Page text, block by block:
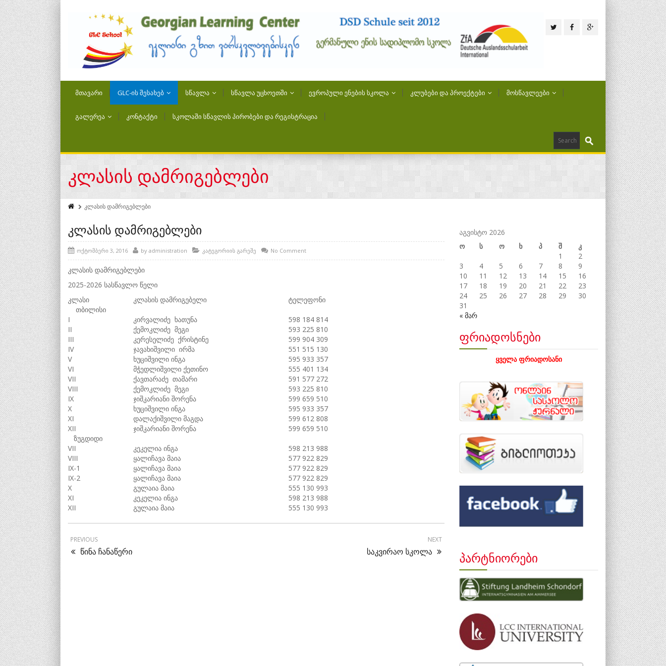
ᲛᲗᲐᲕᲐᲠᲘ GLC-ᲘᲡ ᲨᲔᲡᲐᲮᲔᲑ ᲡᲬᲐᲕᲚᲐ ᲡᲬᲐᲕᲚᲐ ᲣᲪᲮᲝᲔᲗᲨᲘ ᲔᲕᲠᲝᲞᲣᲚᲘ ᲔᲜᲔᲑᲘᲡ ᲡᲙᲝᲚᲐ ᲙᲚᲣᲑᲔᲑᲘ ᲓᲐ ᲞᲠᲝᲔᲥᲢᲔᲑᲘ ᲛᲝᲡᲬᲐᲕᲚᲔᲔᲑᲘ
ᲒᲐᲚᲔᲠᲔᲐ ᲙᲝᲜᲢᲐᲥᲢᲘ ᲡᲙᲝᲚᲐᲨᲘ ᲡᲬᲐᲕᲚᲘᲡ ᲞᲘᲠᲝᲑᲔᲑᲘ ᲓᲐ ᲠᲔᲒᲘᲡᲢᲠᲐᲪᲘᲐ
კლასის დამრიგებლები
კლასის დამრიგებლები
კლასის დამრიგებლები
ოქტომბერი 3, 2016 by administration კატეგორიის გარეშე No Comment
კლასის დამრიგებლები
2025-2026 სასწავლო წელი
კლასი
კლასის დამრიგებელი
ტელეფონი
თბილისი
I
კირვალიძე ხათუნა
598 184 814
II
ქემოკლიძე მეგი
593 225 810
III
კერესელიძე ქრისტინე
599 904 309
IV
ჯავახიშვილი ირმა
551 515 130
V
ხუციშვილი ინგა
595 933 357
VI
მჭედლიშვილი ქეთინო
555 401 134
VII
ქავთარაძე თამარი
591 577 272
VIII
ქემოკლიძე მეგი
593 225 810
IX
ჯიშკარიანი შორენა
599 659 510
X
ხუციშვილი ინგა
595 933 357
XI
დალაქიშვილი მაგდა
599 612 808
XII
ჯიშკარიანი შორენა
599 659 510
ზუგდიდი
VII
კეკელია ინგა
598 213 988
VIII
ყალიჩავა მაია
577 922 829
IX-1
ყალიჩავა მაია
577 922 829
IX-2
ყალიჩავა მაია
577 922 829
X
გულაია მაია
555 130 993
XI
კეკელია ინგა
598 213 988
XII
გულაია მაია 555 130 993
PREVIOUS
წინა ჩანაწერი
NEXT
საკვირაო სკოლა
აგვისტო 2026
ო
ს ო ხ პ შ
კ
1
2
3
4 5 6 7 8
9
10
11 12 13 14 15
16
17
18 19 20 21 22
23
24
25 26 27 28 29
30
31
« მარ
ფრიადოსნები
ყველა ფრიადოსანი
პარტნიორები